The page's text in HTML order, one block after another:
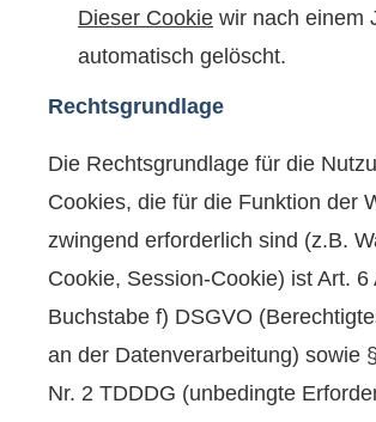
Dieser Cookie wir nach einem
automatisch gelöscht.
Rechtsgrundlage
Die Rechtsgrundlage für die
Cookies, die für die Funktion der
zwingend erforderlich sind (z.B.
Cookie, Session-Cookie) ist Art. 6
Buchstabe f) DSGVO
an der Datenverarbeitung) sowie
Nr. 2 TDDDG (unbedingte